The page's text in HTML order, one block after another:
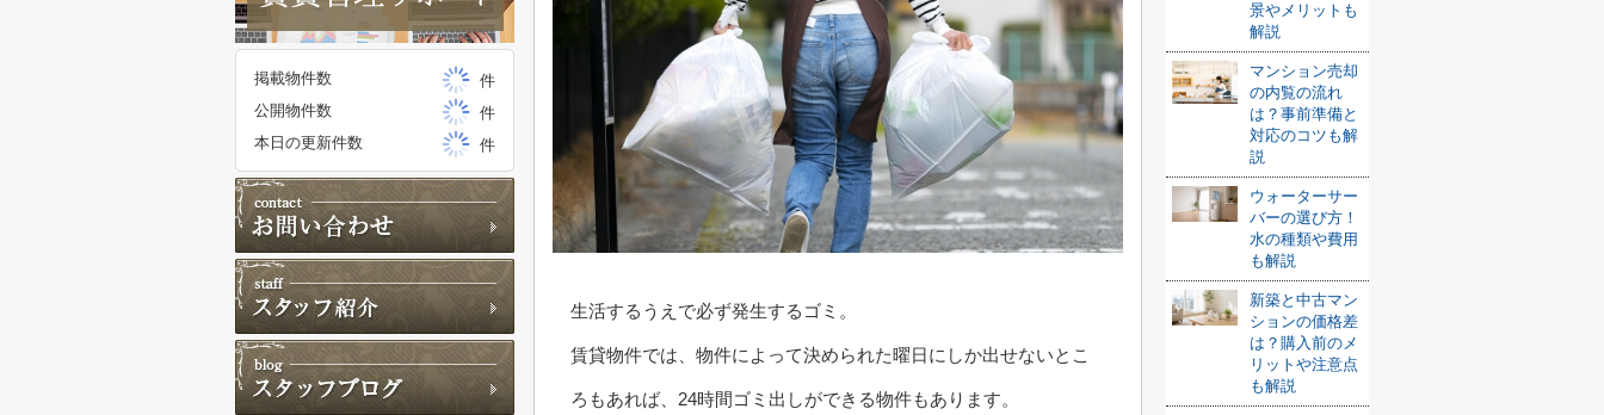
生活するうえで必ず発生するゴミ。
賃貸物件では、物件によって決められた曜日にしか出せないとこ
ろもあれば、24時間ゴミ出しができる物件もあります。
景やメリットも
解説
マンション売却
の内覧の流れ
は？事前準備と
対応のコツも解
説
ウォーターサー
バーの選び方！
水の種類や費用
も解説
新築と中古マン
ションの価格差
は？購入前のメ
リットや注意点
も解説
掲載物件数
件
公開物件数
件
本日の更新件数
件